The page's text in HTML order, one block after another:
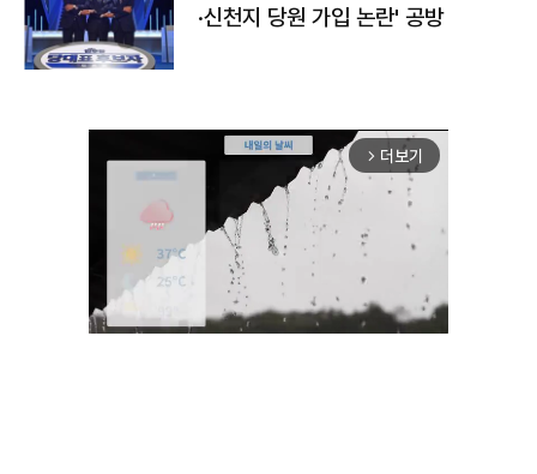
·신천지 당원 가입 논란' 공방
arrow_forward_ios 더보기